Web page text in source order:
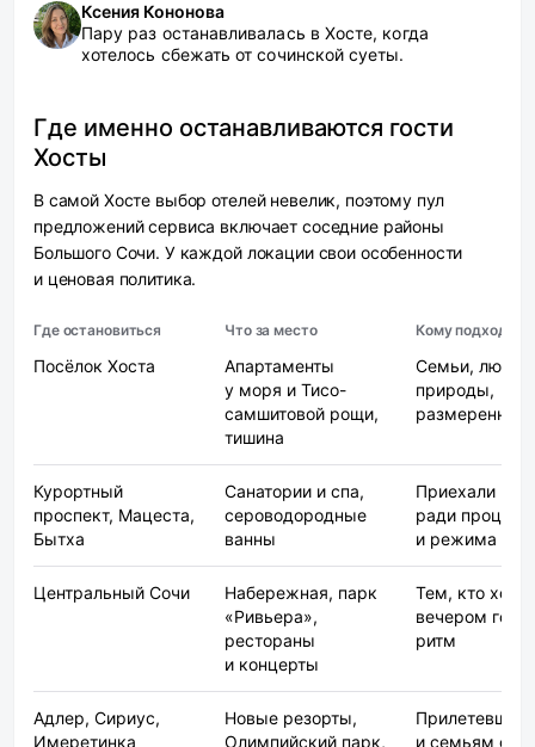
Ксения Кононова
Пару раз останавливалась в Хосте, когда
хотелось сбежать от сочинской суеты.
Где именно останавливаются гости
Хосты
В самой Хосте выбор отелей невелик, поэтому пул
предложений сервиса включает соседние районы
Большого Сочи. У каждой локации свои особенности
и ценовая политика.
Где остановиться Что за место Кому подходит
Посёлок Хоста
Апартаменты
у моря и Тисо-
самшитовой рощи,
тишина
Семьи,
природы,
размеренный
Курортный
проспект, Мацеста,
Бытха
Санатории и спа,
сероводородные
ванны
Приехали
ради
и режима
Центральный Сочи
Набережная, парк
«Ривьера»,
рестораны
и концерты
Тем, кто хочет
вечером
ритм
Адлер, Сириус,
Имеретинка
Новые резорты,
Олимпийский парк,
Прилетевшим
и семьям с